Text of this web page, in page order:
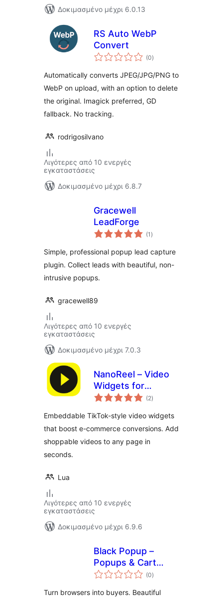
Δοκιμασμένο μέχρι 6.0.13
RS Auto WebP
Convert
(0αξιολογήσεις
σύνολο
)
Automatically converts JPEG/JPG/PNG to
WebP on upload, with an option to delete
the original. Imagick preferred, GD
fallback. No tracking.
rodrigosilvano
Λιγότερες από 10 ενεργές
εγκαταστάσεις
Δοκιμασμένο μέχρι 6.8.7
Gracewell
LeadForge
(1 αξιολογήσεις
σύνολο
)
Simple, professional popup lead capture
plugin. Collect leads with beautiful, non-
intrusive popups.
gracewell89
Λιγότερες από 10 ενεργές
εγκαταστάσεις
Δοκιμασμένο μέχρι 7.0.3
NanoReel – Video
Widgets for
Conversions(2αξιολογήσεις
σύνολο
)
Embeddable TikTok-style video widgets
that boost e-commerce conversions. Add
shoppable videos to any page in
seconds.
Lua
Λιγότερες από 10 ενεργές
εγκαταστάσεις
Δοκιμασμένο μέχρι 6.9.6
Black Popup –
Popups & Cart
Sync
(0αξιολογήσεις
σύνολο
)
Turn browsers into buyers. Beautiful